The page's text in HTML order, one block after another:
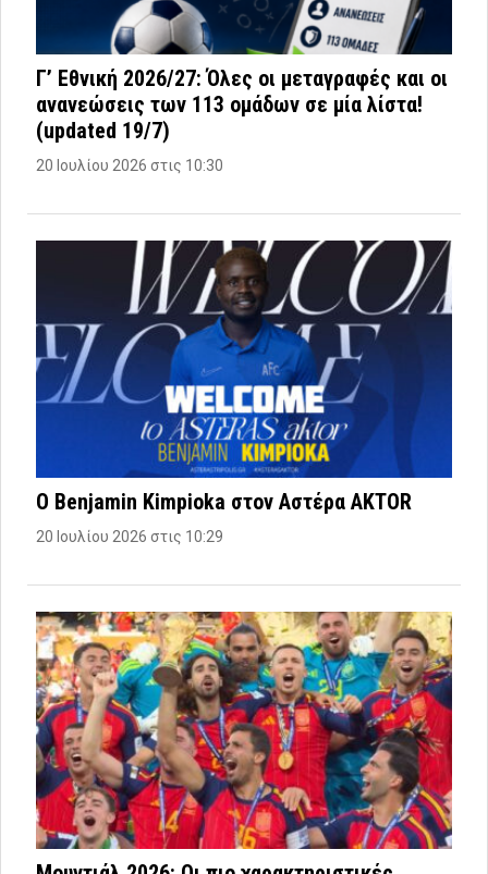
Γ’ Εθνική 2026/27: Όλες οι μεταγραφές και οι
ανανεώσεις των 113 ομάδων σε μία λίστα!
(updated 19/7)
20 Ιουλίου 2026 στις 10:30
Ο Benjamin Kimpioka στον Αστέρα AKTOR
20 Ιουλίου 2026 στις 10:29